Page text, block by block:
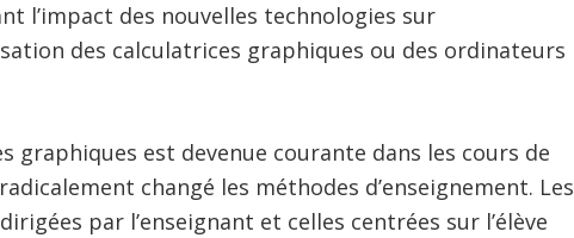
l’impact des nouvelles technologies sur
des calculatrices graphiques ou des ordinateurs
graphiques est devenue courante dans les cours de
changé les méthodes d’enseignement. Les
par l’enseignant et celles centrées sur l’élève